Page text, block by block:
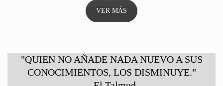
VER MÁS
"QUIEN NO AÑADE NADA NUEVO A SUS
CONOCIMIENTOS, LOS DISMINUYE."